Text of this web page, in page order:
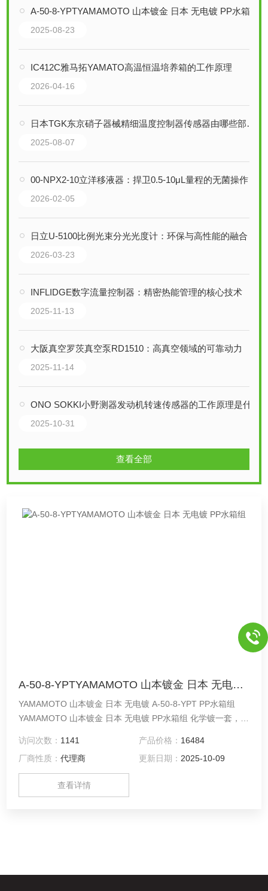
A-50-8-YPTYAMAMOTO 山本镀金 日本 无电镀 PP水箱组是由哪些部分所组成
2025-08-23
IC412C雅马拓YAMATO高温恒温培养箱的工作原理
2026-04-16
日本TGK东京硝子器械精细温度控制器传感器由哪些部分组成
2025-08-07
00-NPX2-10立洋移液器：捍卫0.5-10μL量程的无菌操作与精准防线
2026-02-05
日立U-5100比例光束分光光度计：环保与高性能的融合
2026-03-23
INFLIDGE数字流量控制器：精密热能管理的核心技术
2025-11-13
大阪真空罗茨真空泵RD1510：高真空领域的可靠动力
2025-11-14
ONO SOKKI小野测器发动机转速传感器的工作原理是什么
2025-10-31
查看全部
A-50-8-YPTYAMAMOTO 山本镀金 日本 无电镀 PP水箱组
YAMAMOTO 山本镀金 日本 无电镀 A-50-8-YPT PP水箱组
YAMAMOTO 山本镀金 日本 无电镀 PP水箱组 化学镀一套，水
访问次数： 1141 产品价格： 16484
厂商性质：代理商 更新日期： 2025-10-09
查看详情